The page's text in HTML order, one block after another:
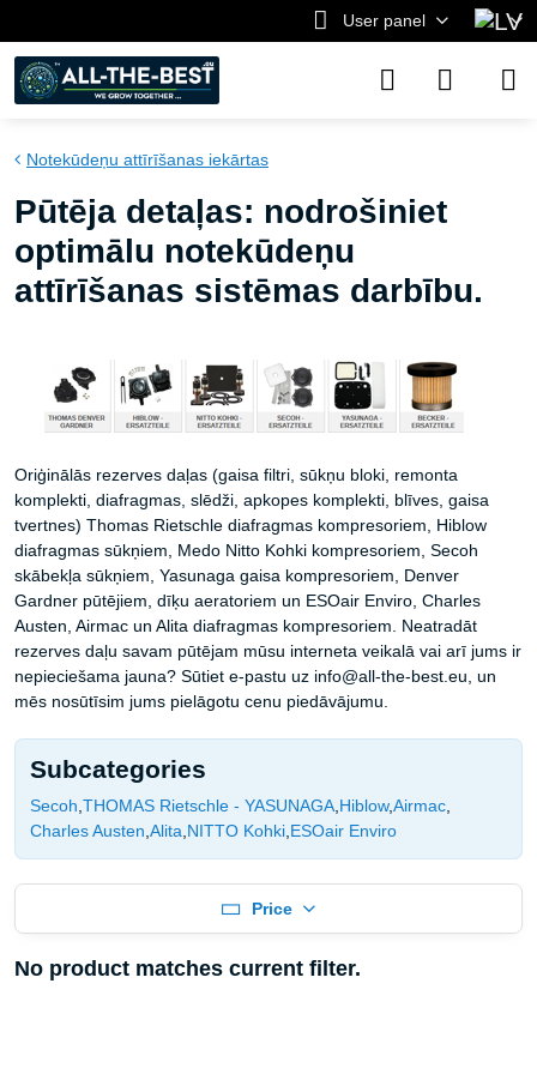
User panel
Notekūdeņu attīrīšanas iekārtas
Pūtēja detaļas: nodrošiniet
optimālu notekūdeņu
attīrīšanas sistēmas darbību.
Oriģinālās rezerves daļas (gaisa filtri, sūkņu bloki, remonta
komplekti, diafragmas, slēdži, apkopes komplekti, blīves, gaisa
tvertnes) Thomas Rietschle diafragmas kompresoriem, Hiblow
diafragmas sūkņiem, Medo Nitto Kohki kompresoriem, Secoh
skābekļa sūkņiem, Yasunaga gaisa kompresoriem, Denver
Gardner pūtējiem, dīķu aeratoriem un ESOair Enviro, Charles
Austen, Airmac un Alita diafragmas kompresoriem. Neatradāt
rezerves daļu savam pūtējam mūsu interneta veikalā vai arī jums ir
nepieciešama jauna? Sūtiet e-pastu uz info@all-the-best.eu, un
mēs nosūtīsim jums pielāgotu cenu piedāvājumu.
Subcategories
Secoh THOMAS Rietschle - YASUNAGA Hiblow Airmac
Charles Austen Alita NITTO Kohki ESOair Enviro
Price